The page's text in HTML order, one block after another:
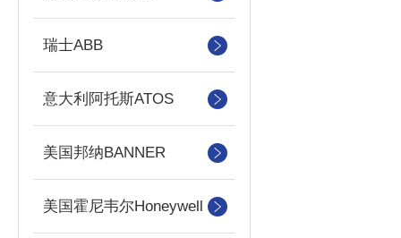
瑞士ABB
意大利阿托斯ATOS
美国邦纳BANNER
美国霍尼韦尔Honeywell